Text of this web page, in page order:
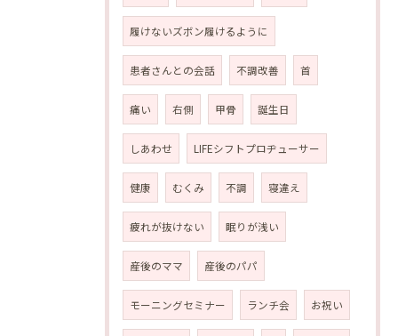
履けないズボン履けるように
患者さんとの会話 不調改善 首
痛い 右側 甲骨 誕生日
しあわせ LIFEシフトプロヂューサー
健康 むくみ 不調 寝違え
疲れが抜けない 眠りが浅い
産後のママ 産後のパパ
モーニングセミナー ランチ会 お祝い